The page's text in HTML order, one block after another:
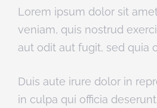
Lorem ipsum dolor sit
veniam, quis nostrud
aut odit aut fugit, sed quia
Duis aute irure dolor in
in culpa qui officia